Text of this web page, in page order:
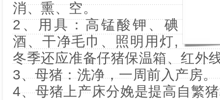
消、熏、空。
2、用具：高锰酸钾、碘
酒、干净毛巾、照明用灯,
冬季还应准备仔猪保温箱、红外
3、母猪：洗净，一周前入产房。
4、母猪上产床分娩是提高自繁